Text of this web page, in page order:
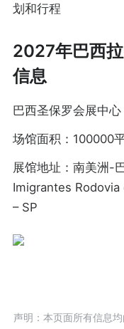
划和行程
2027年巴西
信息
巴西圣保罗会展中心
场馆面积：100000
展馆地址：南美洲-
Imigrantes
– SP
声明：本页面所有信息